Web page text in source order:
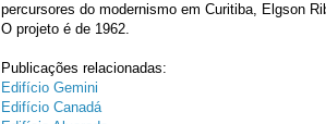
percursores do modernismo em Curitiba, Elgson
O projeto é de 1962.
Publicações relacionadas:
Edifício Gemini
Edifício Canadá